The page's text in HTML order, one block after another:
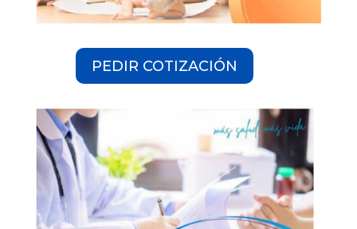
PEDIR COTIZACIÓN